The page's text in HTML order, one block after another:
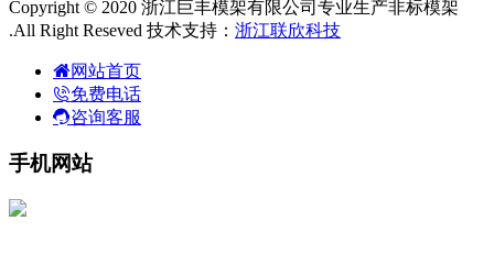
Copyright © 2020 浙江巨丰模架有限公司专业生产非标模架
.All Right Reseved 技术支持： 浙江联欣科技
网站首页
免费电话
咨询客服
手机网站